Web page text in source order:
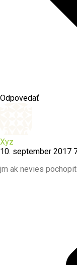
Odpovedať
Xyz
10. september 2017
jm ak nevies